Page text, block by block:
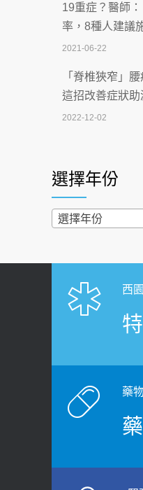
一手刮」】 宣導
2026-07-02
2026-07-02
4連霸議員黃秋
西園醫院55周年
民眾熱血響應
2026-06-30
健康肛門痛都
裂差異 逾50歲
原則避免血糖
2026-06-08
19重症？醫師
率，8種人建議
2021-06-22
「脊椎狹窄」
這招改善症狀助
2022-12-02
2022-02-17
過量維生素D和
「落枕」不要
展運動」預防落
老後睡不好、
2021-03-05
選擇年份
選擇年份
西
藥